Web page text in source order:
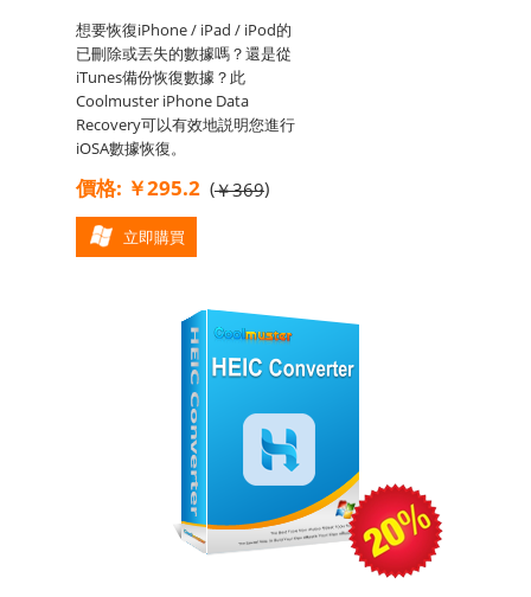
想要恢復iPhone / iPad / iPod的
已刪除或丟失的數據嗎？還是從
iTunes備份恢復數據？此
Coolmuster iPhone Data
Recovery可以有效地説明您進行
iOSA數據恢復。
價格: ￥295.2 (￥369)
立即購買